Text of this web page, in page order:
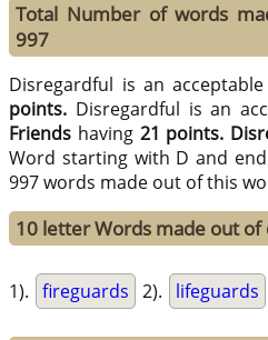
Total Number of words
997
Disregardful is an
points. Disregardful is an
Friends having 21 points.
Word starting with D and
997 words made out of this
10 letter Words made out of
1). fireguards 2). lifeguards